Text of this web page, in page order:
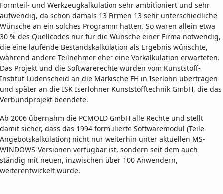
Formteil- und Werkzeugkalkulation sehr ambitioniert und sehr
aufwendig, da schon damals 13 Firmen 13 sehr unterschiedliche
Wünsche an ein solches Programm hatten. So waren allein etwa
30 % des Quellcodes nur für die Wünsche einer Firma notwendig,
die eine laufende Bestandskalkulation als Ergebnis wünschte,
während andere Teilnehmer eher eine Vorkalkulation erwarteten.
Das Projekt und die Softwarerechte wurden vom Kunststoff-
Institut Lüdenscheid an die Märkische FH in Iserlohn übertragen
und später an die ISK Iserlohner Kunststofftechnik GmbH, die das
Verbundprojekt beendete.
Ab 2006 übernahm die PCMOLD GmbH alle Rechte und stellt
damit sicher, dass das 1994 formulierte Softwaremodul (Teile-
Angebotskalkulation) nicht nur weiterhin unter aktuellen MS-
WINDOWS-Versionen verfügbar ist, sondern seit dem auch
ständig mit neuen, inzwischen über 100 Anwendern,
weiterentwickelt wurde.